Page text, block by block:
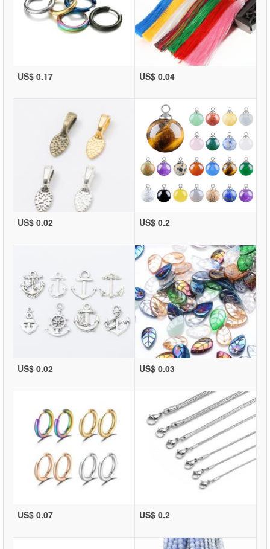
US$ 0.17 US$ 0.04
US$ 0.02 US$ 0.2
US$ 0.02 US$ 0.03
US$ 0.07 US$ 0.2